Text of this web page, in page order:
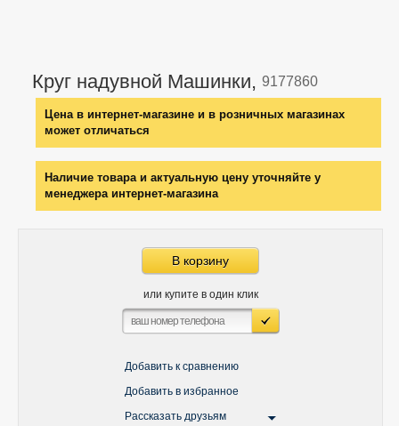
Круг надувной Машинки, 9177860
Цена в интернет-магазине и в розничных магазинах
может отличаться
Наличие товара и актуальную цену уточняйте у
менеджера интернет-магазина
В корзину
или купите в один клик
Добавить к сравнению
Добавить в избранное
Рассказать друзьям